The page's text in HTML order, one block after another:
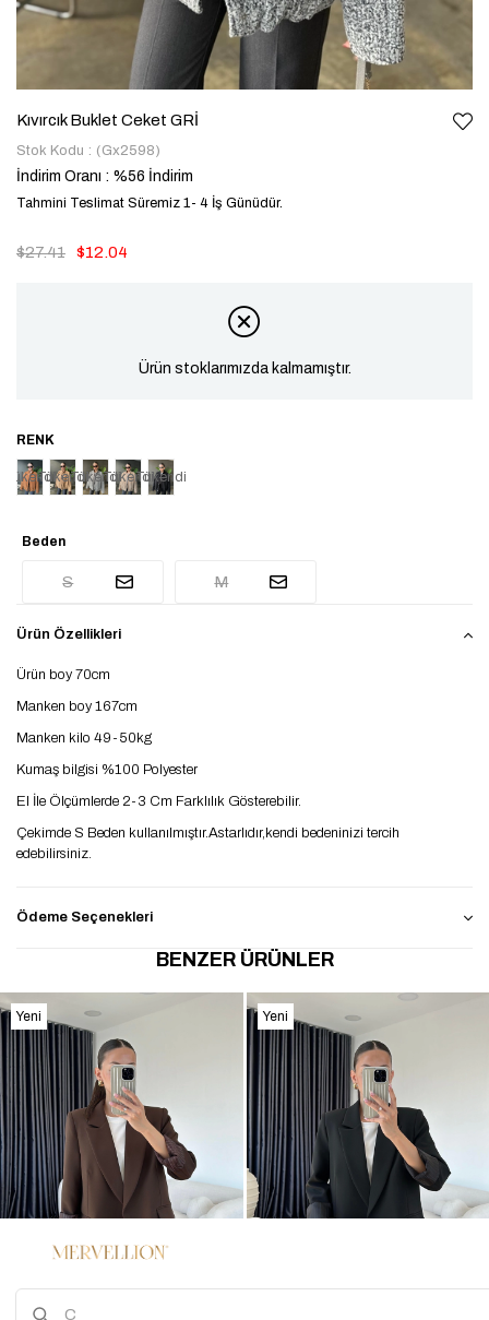
Kıvırcık Buklet Ceket GRİ
Stok Kodu (Gx2598)
İndirim Oranı : %56 İndirim
Tahmini Teslimat Süremiz 1- 4 İş Günüdür.
$27.41 $12.04
Ürün stoklarımızda kalmamıştır.
TükendiTükendiTükendiTükendiTükendi
Beden
S M
Ürün Özellikleri
Ürün boy 70cm
Manken boy 167cm
Manken kilo 49-50kg
Kumaş bilgisi %100 Polyester
El İle Ölçümlerde 2-3 Cm Farklılık Gösterebilir.
Çekimde S Beden kullanılmıştır.Astarlıdır,kendi bedeninizi tercih
edebilirsiniz.
Ödeme Seçenekleri
BENZER ÜRÜNLER
Yeni
Ürün
Yeni
Ürün